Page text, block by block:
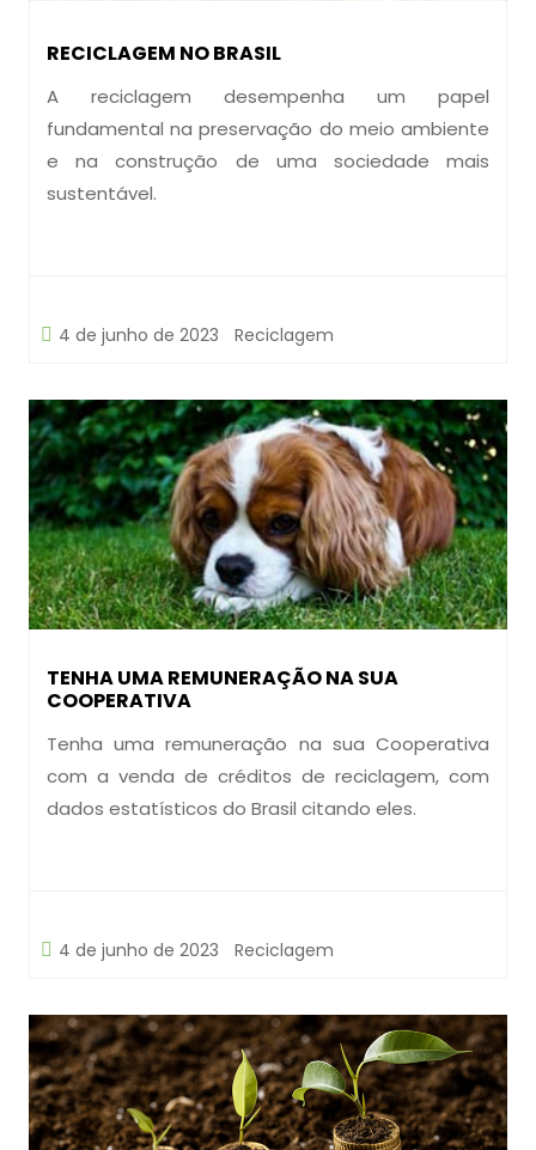
RECICLAGEM NO BRASIL
A reciclagem desempenha um papel
fundamental na preservação do meio ambiente
e na construção de uma sociedade mais
sustentável.
4 de junho de 2023 Reciclagem
TENHA UMA REMUNERAÇÃO NA SUA
COOPERATIVA
Tenha uma remuneração na sua Cooperativa
com a venda de créditos de reciclagem, com
dados estatísticos do Brasil citando eles.
4 de junho de 2023 Reciclagem